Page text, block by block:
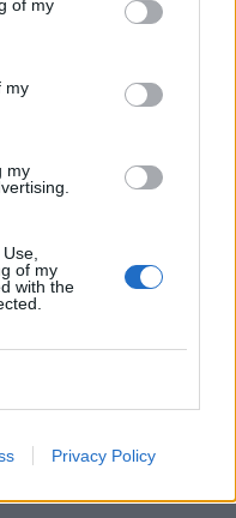
of my
my
my
of my
with the
Privacy Policy
Spider-
poistui